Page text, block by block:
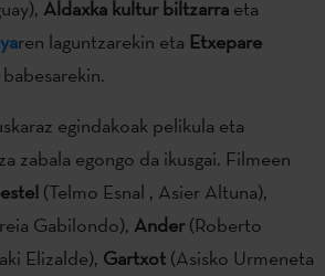
Aldaxka kultur biltzarra eta
ren laguntzarekin eta Etxepare
babesarekin.
egindakoak pelikula eta
zabala egongo da ikusgai. Filmeen
(Telmo Esnal , Asier Altuna),
Gabilondo), Ander(Roberto
Elizalde), Gartxot (Asisko Urmeneta